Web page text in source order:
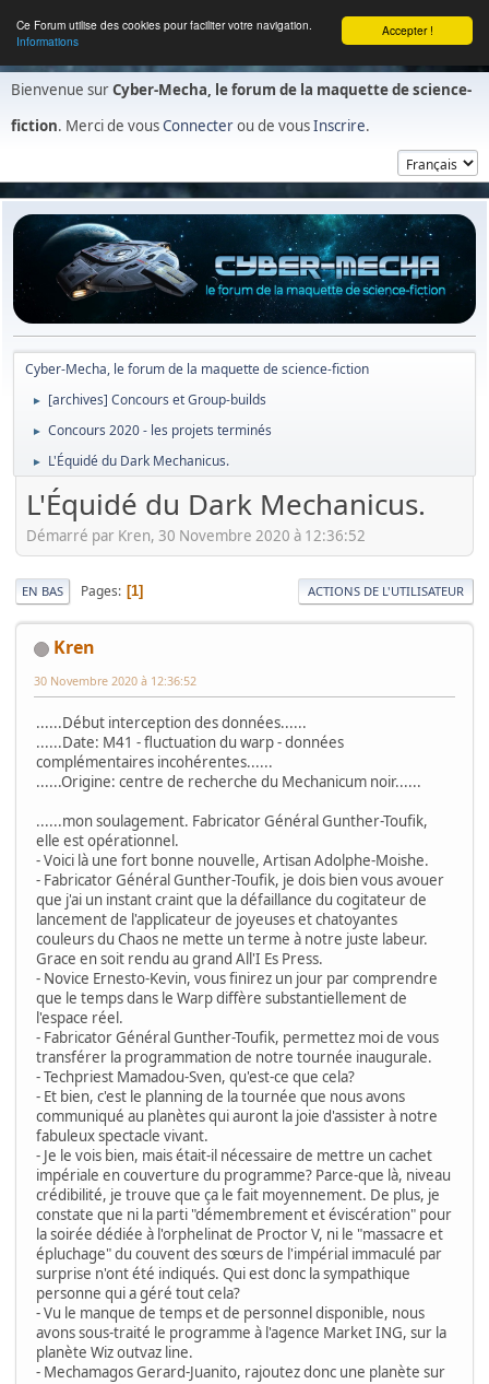
Accepter !
Ce Forum utilise des cookies pour faciliter votre navigation.
Informations
Bienvenue surCyber-Mecha, le forum de la maquette de science-
fiction. Merci de vousConnecterou de vousInscrire.
Cyber-Mecha, le forum de la maquette de science-fiction
► [archives] Concours et Group-builds
► Concours 2020 - les projets terminés
► L'Équidé du Dark Mechanicus.
L'Équidé du Dark Mechanicus.
Démarré par Kren, 30 Novembre 2020 à 12:36:52
EN BAS Pages 1 ACTIONS DE L'UTILISATEUR
Kren
30 Novembre 2020 à 12:36:52
......Début interception des données......
......Date: M41 - fluctuation du warp - données
complémentaires incohérentes......
......Origine: centre de recherche du Mechanicum noir......
......mon soulagement. Fabricator Général Gunther-Toufik,
elle est opérationnel.
- Voici là une fort bonne nouvelle, Artisan Adolphe-Moishe.
- Fabricator Général Gunther-Toufik, je dois bien vous avouer
que j'ai un instant craint que la défaillance du cogitateur de
lancement de l'applicateur de joyeuses et chatoyantes
couleurs du Chaos ne mette un terme à notre juste labeur.
Grace en soit rendu au grand All'I Es Press.
- Novice Ernesto-Kevin, vous finirez un jour par comprendre
que le temps dans le Warp diffère substantiellement de
l'espace réel.
- Fabricator Général Gunther-Toufik, permettez moi de vous
transférer la programmation de notre tournée inaugurale.
- Techpriest Mamadou-Sven, qu'est-ce que cela?
- Et bien, c'est le planning de la tournée que nous avons
communiqué au planètes qui auront la joie d'assister à notre
fabuleux spectacle vivant.
- Je le vois bien, mais était-il nécessaire de mettre un cachet
impériale en couverture du programme? Parce-que là, niveau
crédibilité, je trouve que ça le fait moyennement. De plus, je
constate que ni la parti "démembrement et éviscération" pour
la soirée dédiée à l'orphelinat de Proctor V, ni le "massacre et
épluchage" du couvent des sœurs de l'impérial immaculé par
surprise n'ont été indiqués. Qui est donc la sympathique
personne qui a géré tout cela?
- Vu le manque de temps et de personnel disponible, nous
avons sous-traité le programme à l'agence Market ING, sur la
planète Wiz outvaz line.
- Mechamagos Gerard-Juanito, rajoutez donc une planète sur